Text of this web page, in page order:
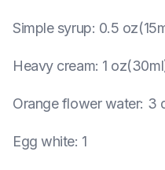
Simple syrup: 0.5
Heavy cream: 1
Orange flower water: 3
Egg white: 1